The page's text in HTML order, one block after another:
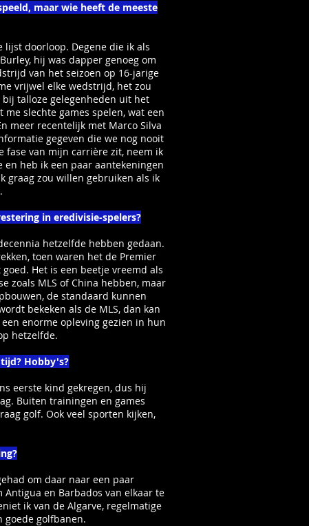
maar wie heeft de meeste
lijst doorloop. Degene die ik als
hij was dapper genoeg om
van het seizoen op 16-jarige
vrijwel elke wedstrijd, het zou
talloze gelegenheden uit het
slechte games spelen, wat een
meer recentelijk met Marco Silva
gegeven die we nog nooit
fase van mijn carrière zit, neem ik
heb ik een paar aantekeningen
graag zou willen gebruiken als ik
in eredivisie-spelers?
hetzelfde hebben gedaan.
toen waren het de Premier
goed. Het is een beetje vreemd als
zoals MLS of China hebben, maar
de standaard kunnen
bekeken als de MLS, dan kan
enorme opleving gezien in hun
hetzelfde.
Hobby's?
eerste kind gekregen, dus hij
Buiten trainingen en games
golf. Ook veel sporten kijken,
om daar naar een paar
en Barbados van elkaar te
ik van de Algarve, regelmatige
goede golfbanen.